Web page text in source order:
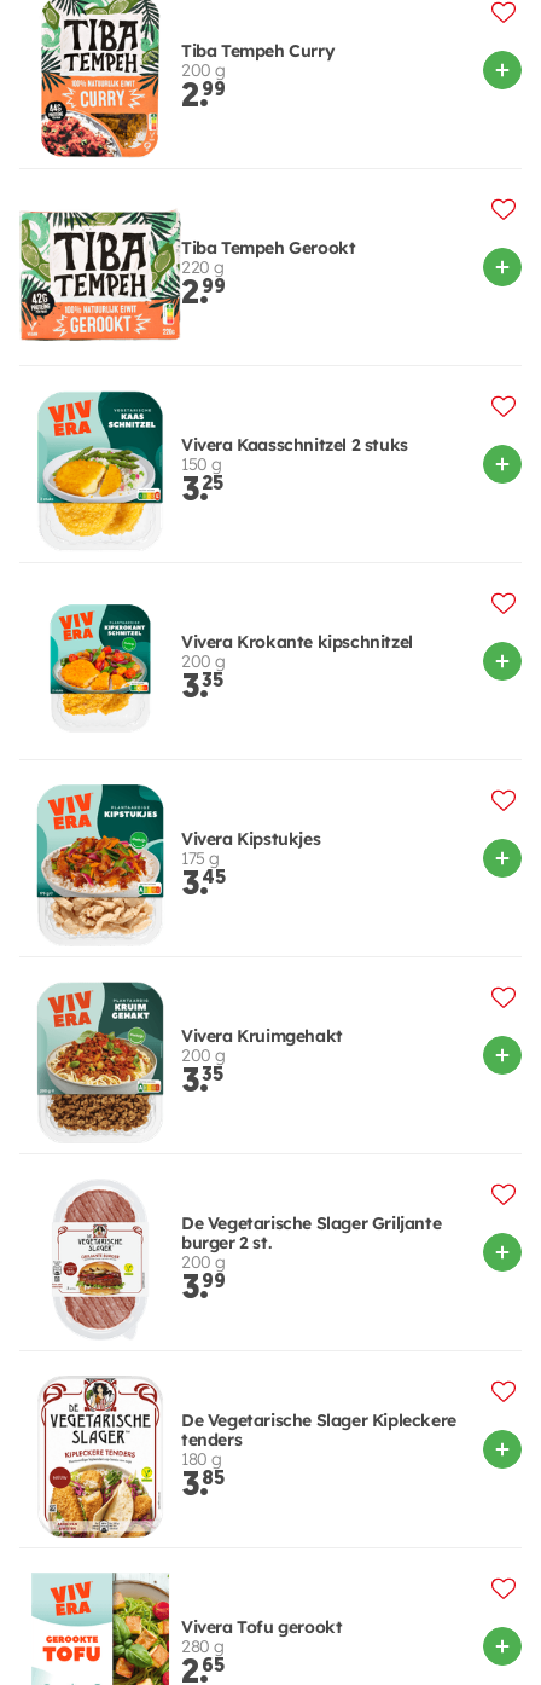
Tiba Tempeh Curry
200 g
2.99
Tiba Tempeh Gerookt
220 g
2.99
Vivera Kaasschnitzel 2 stuks
150 g
3.25
Vivera Krokante kipschnitzel
200 g
3.35
Vivera Kipstukjes
175 g
3.45
Vivera Kruimgehakt
200 g
3.35
De Vegetarische Slager Griljante
burger 2 st.
200 g
3.99
De Vegetarische Slager Kipleckere
tenders
180 g
3.85
Vivera Tofu gerookt
280 g
2.65